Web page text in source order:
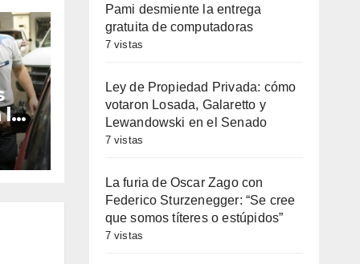
la
y
Pami desmiente la entrega
gratuita de computadoras
7 vistas
Ley de Propiedad Privada: cómo
votaron Losada, Galaretto y
Lewandowski en el Senado
7 vistas
La furia de Oscar Zago con
Federico Sturzenegger: “Se cree
que somos títeres o estúpidos”
7 vistas